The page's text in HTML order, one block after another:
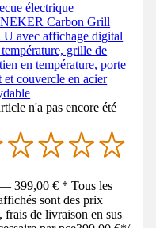
électrique
Carbon Grill
U avec affichage digital
grille de
en température, porte
et couvercle en acier
n'a pas encore été
399,00 € * Tous les
sont des prix
frais de livraison en sus